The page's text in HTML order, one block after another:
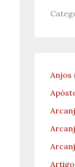
Anjos